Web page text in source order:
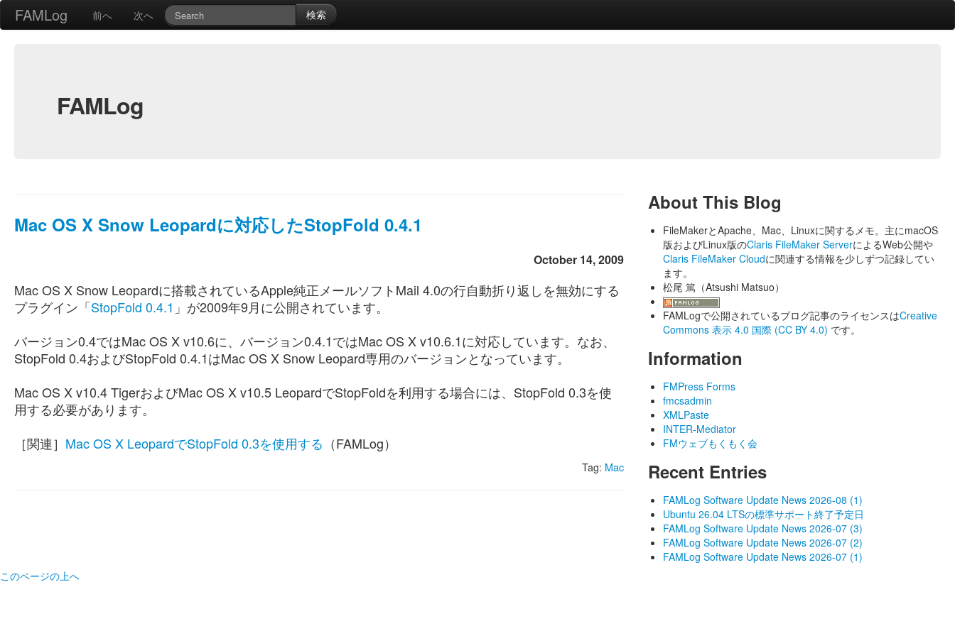
FAMLog 前へ 次へ 検索
FAMLog
Mac OS X Snow Leopardに対応したStopFold 0.4.1
October 14, 2009
Mac OS X Snow Leopardに搭載されているApple純正メールソフトMail 4.0の行自動折り返しを無効にする
プラグイン「StopFold 0.4.1 」が2009年9月に公開されています。
バージョン0.4ではMac OS X v10.6に、バージョン0.4.1ではMac OS X v10.6.1に対応しています。なお、
StopFold 0.4およびStopFold 0.4.1はMac OS X Snow Leopard専用のバージョンとなっています。
Mac OS X v10.4 TigerおよびMac OS X v10.5 LeopardでStopFoldを利用する場合には、StopFold 0.3を使
用する必要があります。
［関連］ Mac OS X LeopardでStopFold 0.3を使用する （FAMLog）
Tag: Mac
About This Blog
FileMakerとApache、Mac、Linuxに関するメモ。主にmacOS
版およびLinux版のClaris FileMaker ServerによるWeb公開や
Claris FileMaker Cloudに関連する情報を少しずつ記録してい
ます。
松尾 篤（Atsushi Matsuo）
FAMLogで公開されているブログ記事のライセンスはCreative
Commons 表示 4.0 国際 (CC BY 4.0) です。
Information
FMPress Forms
fmcsadmin
XMLPaste
INTER-Mediator
FMウェブもくもく会
Recent Entries
FAMLog Software Update News 2026-08 (1)
Ubuntu 26.04 LTSの標準サポート終了予定日
FAMLog Software Update News 2026-07 (3)
FAMLog Software Update News 2026-07 (2)
FAMLog Software Update News 2026-07 (1)
このページの上へ